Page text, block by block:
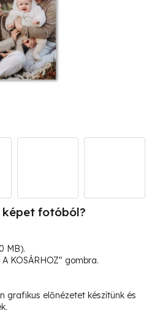
fotóból?
MB).
KOSÁRHOZ" gombra.
grafikus előnézetet készítünk és